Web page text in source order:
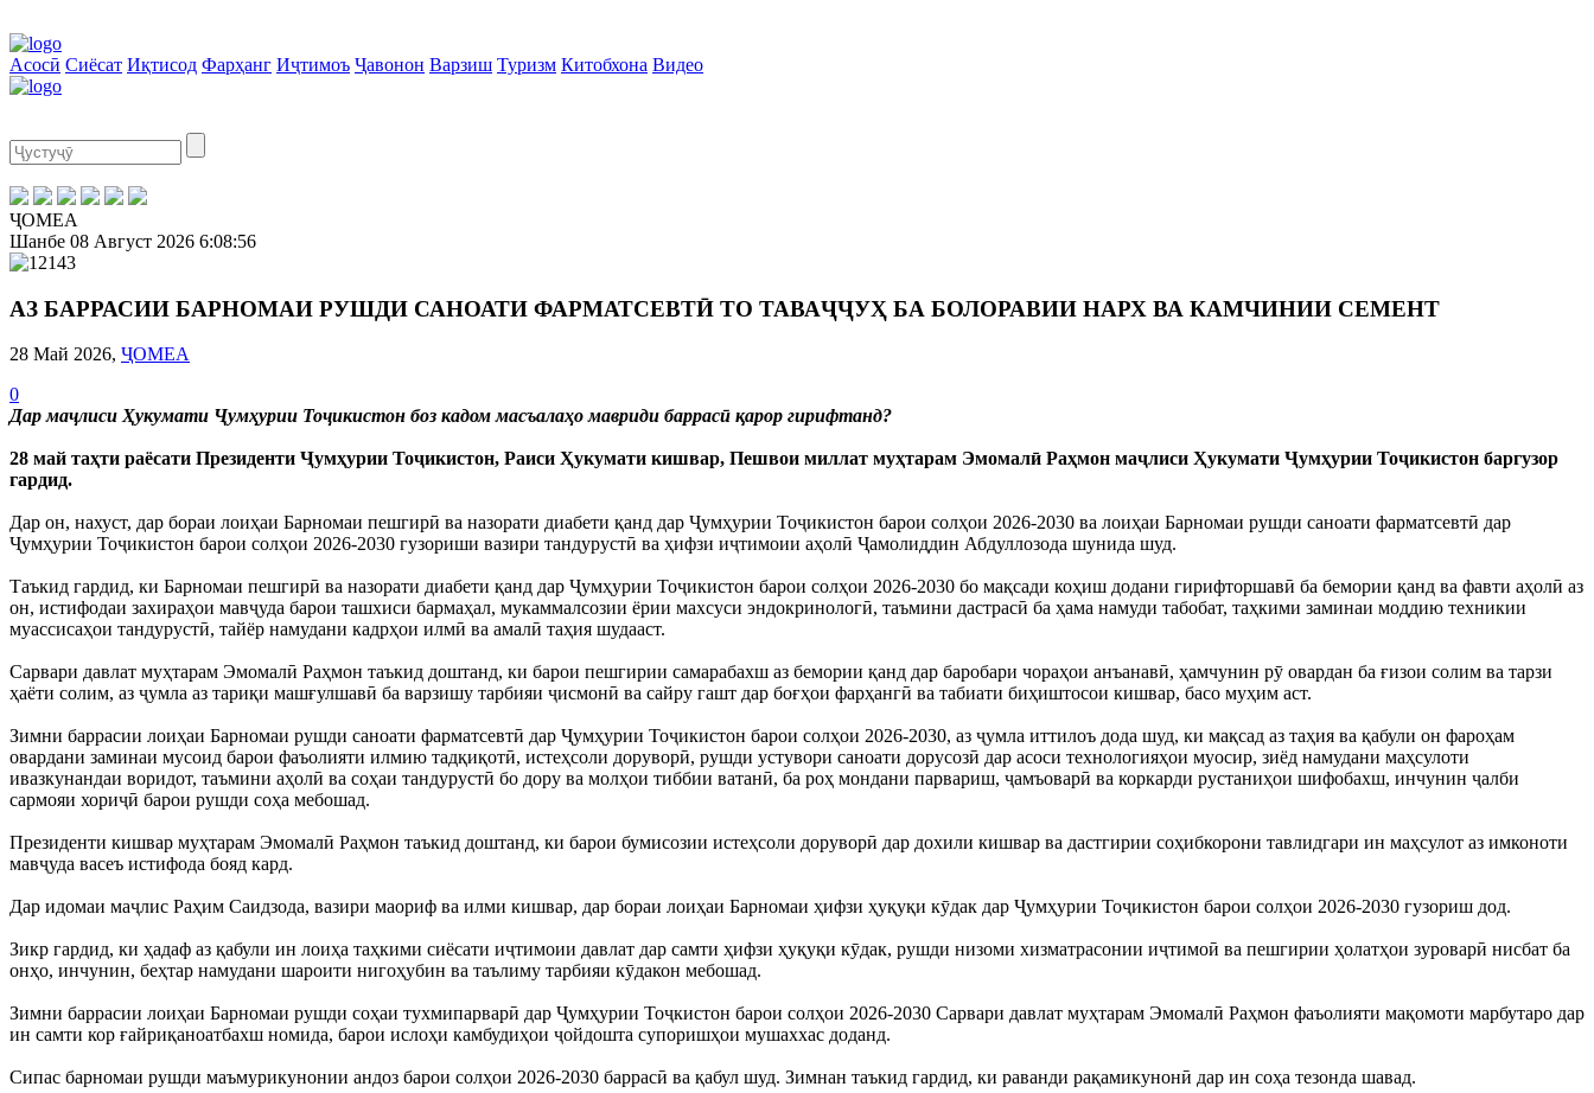
Асосӣ Сиёсат Иқтисод Фарҳанг Иҷтимоъ Ҷавонон Варзиш Туризм Китобхона Видео
ҶОМЕА
Шанбе 08 Август 2026 6:08:56
АЗ БАРРАСИИ БАРНОМАИ РУШДИ САНОАТИ ФАРМАТСЕВТӢ ТО ТАВАҶҶУҲ БА БОЛОРАВИИ НАРХ ВА КАМЧИНИИ СЕМЕНТ
28 Май 2026, ҶОМЕА
0
Дар маҷлиси Ҳукумати Ҷумҳурии Тоҷикистон боз кадом масъалаҳо мавриди баррасӣ қарор гирифтанд?
28 май таҳти раёсати Президенти Ҷумҳурии Тоҷикистон, Раиси Ҳукумати кишвар, Пешвои миллат муҳтарам Эмомалӣ Раҳмон маҷлиси Ҳукумати Ҷумҳурии Тоҷикистон баргузор
гардид.
Дар он, нахуст, дар бораи лоиҳаи Барномаи пешгирӣ ва назорати диабети қанд дар Ҷумҳурии Тоҷикистон барои солҳои 2026-2030 ва лоиҳаи Барномаи рушди саноати фарматсевтӣ дар
Ҷумҳурии Тоҷикистон барои солҳои 2026-2030 гузориши вазири тандурустӣ ва ҳифзи иҷтимоии аҳолӣ Ҷамолиддин Абдуллозода шунида шуд.
Таъкид гардид, ки Барномаи пешгирӣ ва назорати диабети қанд дар Ҷумҳурии Тоҷикистон барои солҳои 2026-2030 бо мақсади коҳиш додани гирифторшавӣ ба бемории қанд ва фавти аҳолӣ аз
он, истифодаи захираҳои мавҷуда барои ташхиси бармаҳал, мукаммалсозии ёрии махсуси эндокринологӣ, таъмини дастрасӣ ба ҳама намуди табобат, таҳкими заминаи моддию техникии
муассисаҳои тандурустӣ, тайёр намудани кадрҳои илмӣ ва амалӣ таҳия шудааст.
Сарвари давлат муҳтарам Эмомалӣ Раҳмон таъкид доштанд, ки барои пешгирии самарабахш аз бемории қанд дар баробари чораҳои анъанавӣ, ҳамчунин рӯ овардан ба ғизои солим ва тарзи
ҳаёти солим, аз ҷумла аз тариқи машғулшавӣ ба варзишу тарбияи ҷисмонӣ ва сайру гашт дар боғҳои фарҳангӣ ва табиати биҳиштосои кишвар, басо муҳим аст.
Зимни баррасии лоиҳаи Барномаи рушди саноати фарматсевтӣ дар Ҷумҳурии Тоҷикистон барои солҳои 2026-2030, аз ҷумла иттилоъ дода шуд, ки мақсад аз таҳия ва қабули он фароҳам
овардани заминаи мусоид барои фаъолияти илмию тадқиқотӣ, истеҳсоли доруворӣ, рушди устувори саноати дорусозӣ дар асоси технологияҳои муосир, зиёд намудани маҳсулоти
ивазкунандаи воридот, таъмини аҳолӣ ва соҳаи тандурустӣ бо дору ва молҳои тиббии ватанӣ, ба роҳ мондани парвариш, ҷамъоварӣ ва коркарди рустаниҳои шифобахш, инчунин ҷалби
сармояи хориҷӣ барои рушди соҳа мебошад.
Президенти кишвар муҳтарам Эмомалӣ Раҳмон таъкид доштанд, ки барои бумисозии истеҳсоли доруворӣ дар дохили кишвар ва дастгирии соҳибкорони тавлидгари ин маҳсулот аз имконоти
мавҷуда васеъ истифода бояд кард.
Дар идомаи маҷлис Раҳим Саидзода, вазири маориф ва илми кишвар, дар бораи лоиҳаи Барномаи ҳифзи ҳуқуқи кӯдак дар Ҷумҳурии Тоҷикистон барои солҳои 2026-2030 гузориш дод.
Зикр гардид, ки ҳадаф аз қабули ин лоиҳа таҳкими сиёсати иҷтимоии давлат дар самти ҳифзи ҳуқуқи кӯдак, рушди низоми хизматрасонии иҷтимоӣ ва пешгирии ҳолатҳои зуроварӣ нисбат ба
онҳо, инчунин, беҳтар намудани шароити нигоҳубин ва таълиму тарбияи кӯдакон мебошад.
Зимни баррасии лоиҳаи Барномаи рушди соҳаи тухмипарварӣ дар Ҷумҳурии Тоҷкистон барои солҳои 2026-2030 Сарвари давлат муҳтарам Эмомалӣ Раҳмон фаъолияти мақомоти марбутаро дар
ин самти кор ғайриқаноатбахш номида, барои ислоҳи камбудиҳои ҷойдошта супоришҳои мушаххас доданд.
Сипас барномаи рушди маъмурикунонии андоз барои солҳои 2026-2030 баррасӣ ва қабул шуд. Зимнан таъкид гардид, ки раванди рақамикунонӣ дар ин соҳа тезонда шавад.